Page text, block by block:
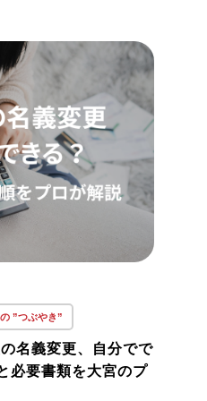
”つぶやき”
名義変更、自分でで
必要書類を大宮のプ